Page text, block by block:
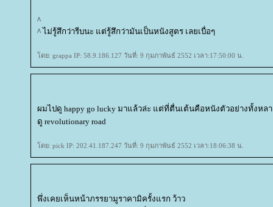
^
^ ไม่รู้สึกว่ารีบนะ แต่รู้สึกว่ามันเป็นหนังสูตร เลยเบื่อๆ
ดย: grappa IP: 58.9.186.127 วันที่: 9 กุมภาพันธ์ 2552 เวลา:17:50:00 น.
ผมไปดู happy go lucky มาแล้วล่ะ แต่ที่ตื่นเต้นคือหนังตัวอย่างทั้งหล
ดู revolutionary road
ดย: pick IP: 202.41.187.247 วันที่: 9 กุมภาพันธ์ 2552 เวลา:18:06:38 น.
พึ่งเคยเห็นหน้าภรรยามูราคามิครั้งแรก ว้าว